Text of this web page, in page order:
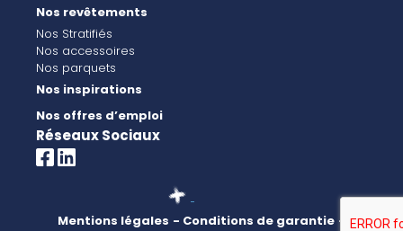
Nos revêtements
Nos Stratifiés
Nos accessoires
Nos parquets
Nos inspirations
Nos offres d’emploi
Réseaux Sociaux
Mentions légales - Conditions de garantie -